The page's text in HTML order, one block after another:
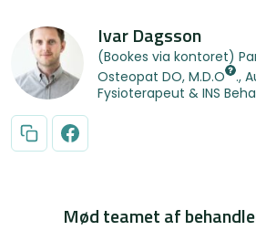
Ivar Dagsson
(Bookes via kontoret)
Osteopat DO, M.D.O
.,
Fysioterapeut & INS
Mød teamet af